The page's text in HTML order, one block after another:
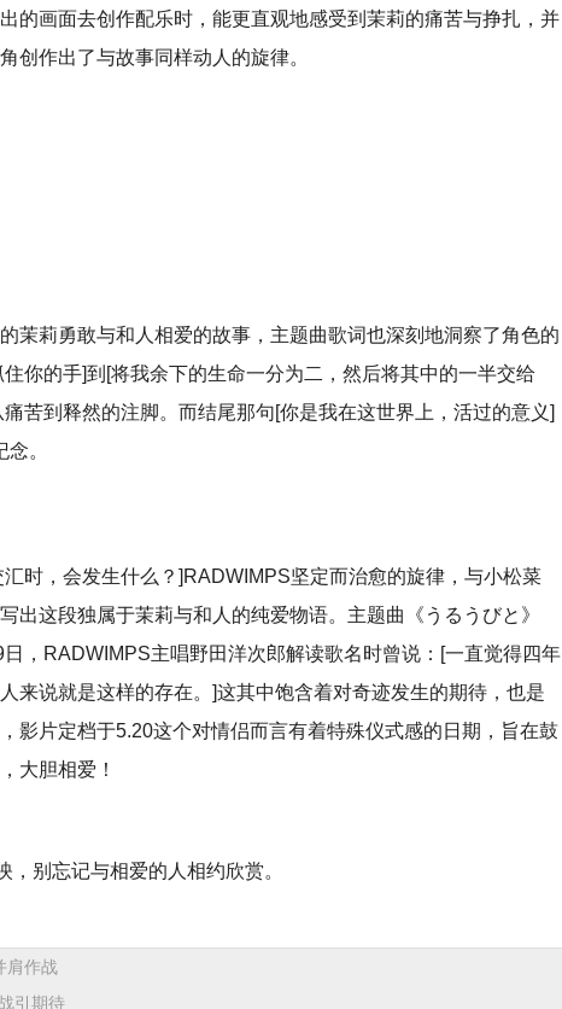
的画面去创作配乐时，能更直观地感受到茉莉的痛苦与挣扎，并
创作出了与故事同样动人的旋律。
茉莉勇敢与和人相爱的故事，主题曲歌词也深刻地洞察了角色的
你的手]到[将我余下的生命一分为二，然后将其中的一半交给
苦到释然的注脚。而结尾那句[你是我在这世界上，活过的意义]
。
时，会发生什么？]RADWIMPS坚定而治愈的旋律，与小松菜
出这段独属于茉莉与和人的纯爱物语。主题曲《うるうびと》
，RADWIMPS主唱野田洋次郎解读歌名时曾说：[一直觉得四年
来说就是这样的存在。]这其中饱含着对奇迹发生的期待，也是
影片定档于5.20这个对情侣而言有着特殊仪式感的日期，旨在鼓
大胆相爱！
别忘记与相爱的人相约欣赏。
肩作战
引期待